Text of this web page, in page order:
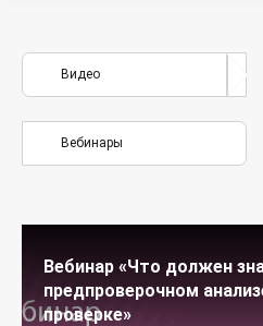
Видео
Вебинары
Вебинар «Что должен
предпроверочном
проверке»